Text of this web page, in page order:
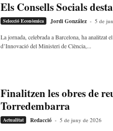
Els Consells Socials
Selecció Econòmica Jordi González - 5 de
La jornada, celebrada a Barcelona, ha analitzat
d’Innovació del Ministeri de Ciència,...
Finalitzen les obres de
Torredembarra
Actualitat Redacció - 5 de juny de 2026